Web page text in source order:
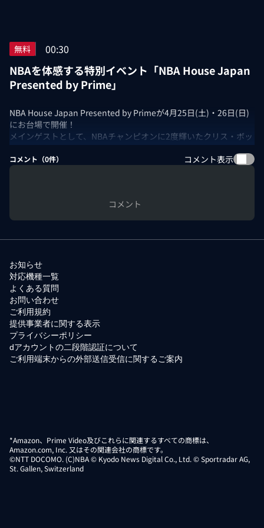
無料 00:30
NBAを体感する特別イベント「NBA House Japan
Presented by Prime」
NBA House Japan Presented by Primeが4月25日(土)・26日(日)
にお台場で開催！
メインゲストとして、NBAチャンピオンに2度輝いたクリス・ボッ
プレイオフのパブリックビューイングやチームパフォーマンス、
ライブステージ、参加型シュート企画、限定展示・グッズ販売な
コメント（0件） コメント表示
コメント
お知らせ
対応機種一覧
よくある質問
お問い合わせ
ご利用規約
提供事業者に関する表示
プライバシーポリシー
dアカウントの二段階認証について
ご利用端末からの外部送信受信に関するご案内
*Amazon、Prime Video及びこれらに関連するすべての商標は、
Amazon.com, Inc. 又はその関連会社の商標です。
©NTT DOCOMO. (C)NBA © Kyodo News Digital Co., Ltd. © Sportradar AG,
St. Gallen, Switzerland